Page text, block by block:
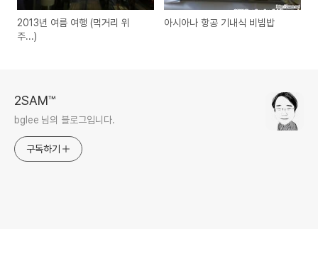
2013년 여름 여행 (먹거리 위
주...)
아시아나 항공 기내식 비빔밥
2SAM™
bglee 님의 블로그입니다.
구독하기